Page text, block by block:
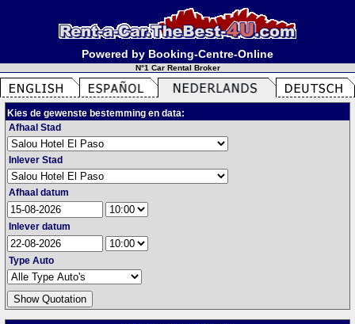
Powered by Booking-Centre-Online
N°1 Car Rental Broker
Kies de gewenste bestemming en data:
Afhaal Stad
Inlever Stad
Afhaal datum
Inlever datum
Type Auto